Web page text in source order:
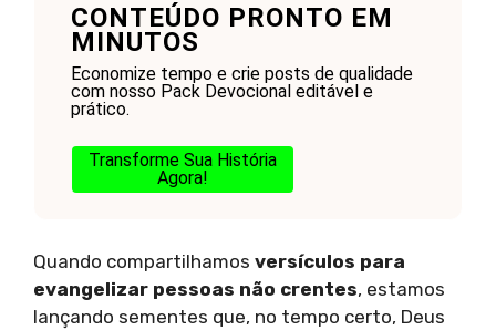
CONTEÚDO PRONTO EM
MINUTOS
Economize tempo e crie posts de qualidade
com nosso Pack Devocional editável e
prático.
Transforme Sua História
Agora!
Quando compartilhamos versículos para
evangelizar pessoas não crentes, estamos
lançando sementes que, no tempo certo, Deus